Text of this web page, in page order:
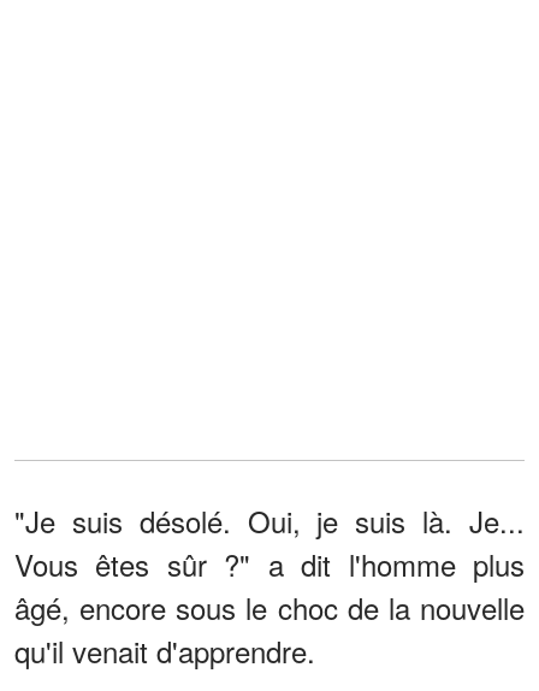
"Je suis désolé. Oui, je suis là. Je...
Vous êtes sûr ?" a dit l'homme plus
âgé, encore sous le choc de la nouvelle
qu'il venait d'apprendre.